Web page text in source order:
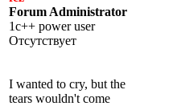
Forum Administrator
1c++ power user
Отсутствует
I wanted to cry, but the
tears wouldn't come